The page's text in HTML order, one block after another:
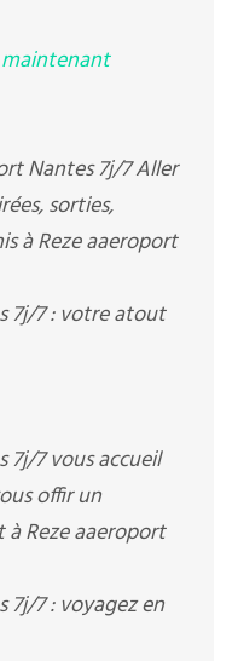
maintenant
Nantes 7j/7 Aller
sorties,
à Reze aaeroport
7j/7 : votre atout
7j/7 vous accueil
offir un
Reze aaeroport
7j/7 : voyagez en